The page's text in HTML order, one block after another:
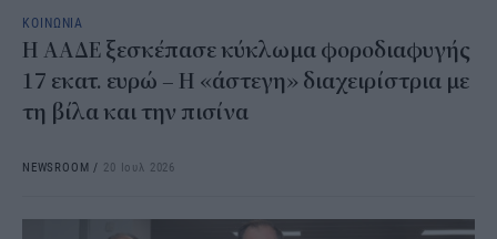
ΚΟΙΝΩΝΙΑ
Η ΑΑΔΕ ξεσκέπασε κύκλωμα φοροδιαφυγής
17 εκατ. ευρώ – Η «άστεγη» διαχειρίστρια με
τη βίλα και την πισίνα
NEWSROOM / 20 Ιουλ 2026